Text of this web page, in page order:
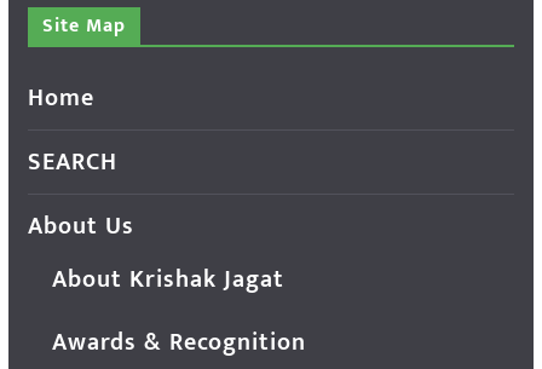
Site Map
Home
SEARCH
About Us
About Krishak Jagat
Awards & Recognition